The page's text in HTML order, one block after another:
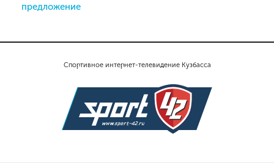
Спортивное интернет-телевидение Кузбасса
предложение